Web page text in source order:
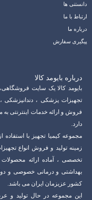
دانستنی ها
ارتباط با ما
درباره ما
پیگیری سفارش
درباره بایومد کالا
بایومد کالا یک سایت
تجهیزات پزشکی ، دندانپزشکی
فروش و ارائه خدمات اینترنتی
دارد.
مجموعه کیمیا تجهیز با
زمینه تولید و فروش انواع
تخصصی ، آماده ارائه
بهداشتی و درمانی خصوصی و
کشور عزیزمان ایران می باشد.